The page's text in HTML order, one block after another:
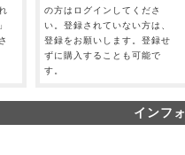
の方はログインしてくださ
い。登録されていない方は、
登録をお願いします。登録せ
ずに購入することも可能で
す。
インフ